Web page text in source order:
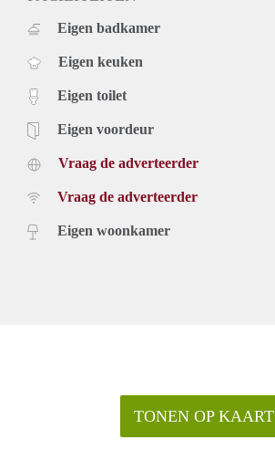
Eigen badkamer
Eigen keuken
Eigen toilet
Eigen voordeur
Vraag de adverteerder
Vraag de adverteerder
Eigen woonkamer
TONEN OP KAART